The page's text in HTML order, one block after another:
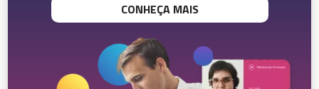
CONHEÇA MAIS